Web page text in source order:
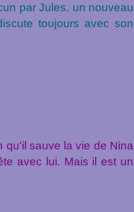
par Jules, un nouveau
toujours avec son
qu'il sauve la vie de Nina
avec lui. Mais il est un